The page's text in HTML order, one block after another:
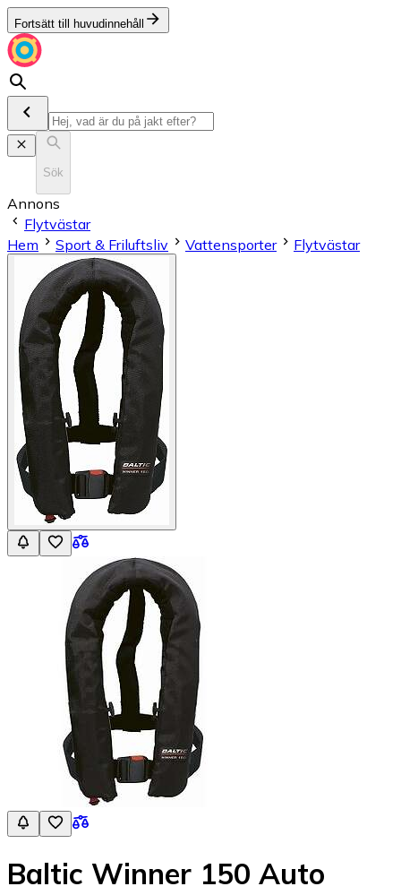
Fortsätt till huvudinnehåll
Sök
Annons
Flytvästar
Hem
Sport & Friluftsliv Vattensporter Flytvästar
Baltic Winner 150 Auto